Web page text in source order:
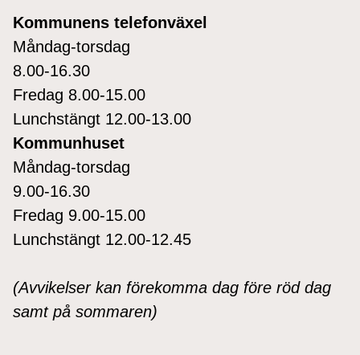
Kommunens telefonväxel
Måndag-torsdag
8.00-16.30
Fredag 8.00-15.00
Lunchstängt 12.00-13.00
Kommunhuset
Måndag-torsdag
9.00-16.30
Fredag 9.00-15.00
Lunchstängt 12.00-12.45
(Avvikelser kan förekomma dag före röd dag
samt på sommaren)